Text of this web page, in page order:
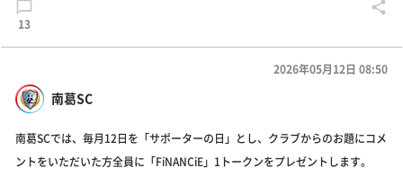
13
南葛SC
2026年05月12日 08:50
南葛SCでは、毎月12日を「サポーターの日」とし、クラブからのお題にコメ
ントをいただいた方全員に「FiNANCiE」1トークンをプレゼントします。